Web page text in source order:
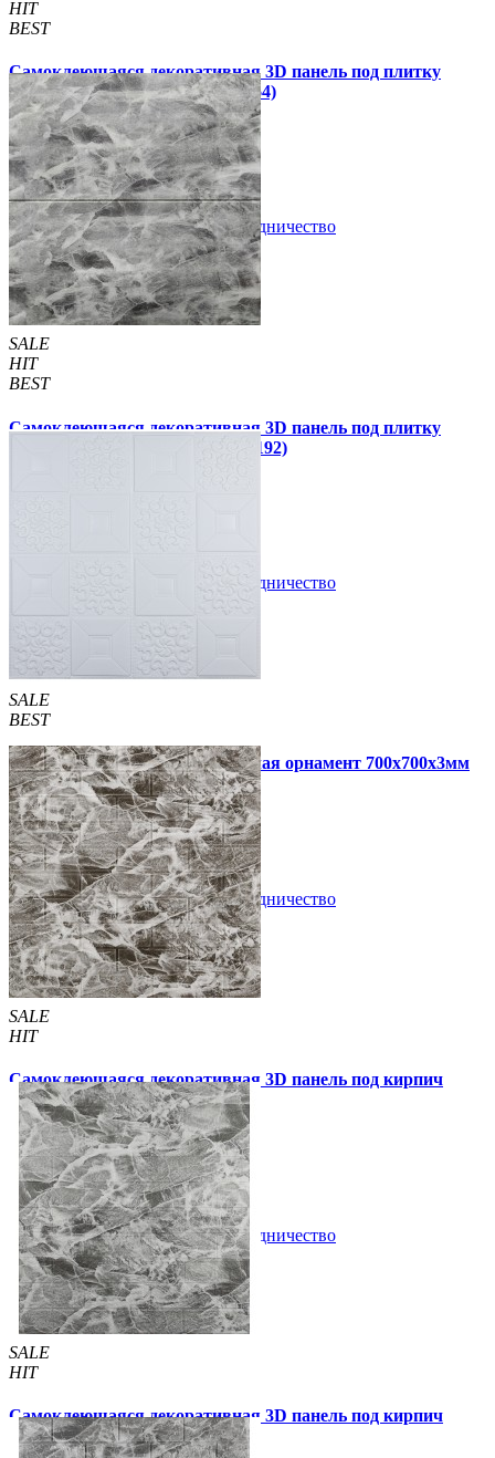
HIT
BEST
Самоклеющаяся декоративная 3D панель под плитку
белый мрамор 700x700x4мм (364)
79 грн./шт 180 грн./шт
Купить В закладки Сотрудничество
SALE
HIT
BEST
Самоклеющаяся декоративная 3D панель под плитку
черный мрамор 700x700x4мм (192)
Купить В закладки Сотрудничество
SALE
BEST
Самоклеющаяся 3D панель белая орнамент 700x700x3мм
59 грн./шт 160 грн./шт
Купить В закладки Сотрудничество
SALE
HIT
Самоклеющаяся декоративная 3D панель под кирпич
черный мрамор 700x770x2мм
52 грн./шт 200 грн./шт
Купить В закладки Сотрудничество
SALE
HIT
Самоклеющаяся декоративная 3D панель под кирпич
черный мрамор 700x770x3мм